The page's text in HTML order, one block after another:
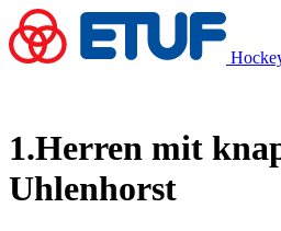
1.Herren mit
Uhlenhorst